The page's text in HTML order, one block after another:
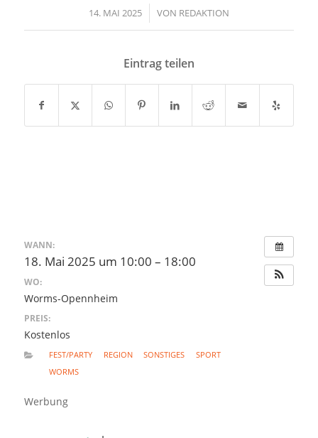
14. MAI 2025
/ VON REDAKTION
Eintrag teilen
WANN:
18. Mai 2025 um 10:00 – 18:00
WO:
Worms-Opennheim
PREIS:
Kostenlos
FEST/PARTY REGION SONSTIGES
SPORT
WORMS
Werbung